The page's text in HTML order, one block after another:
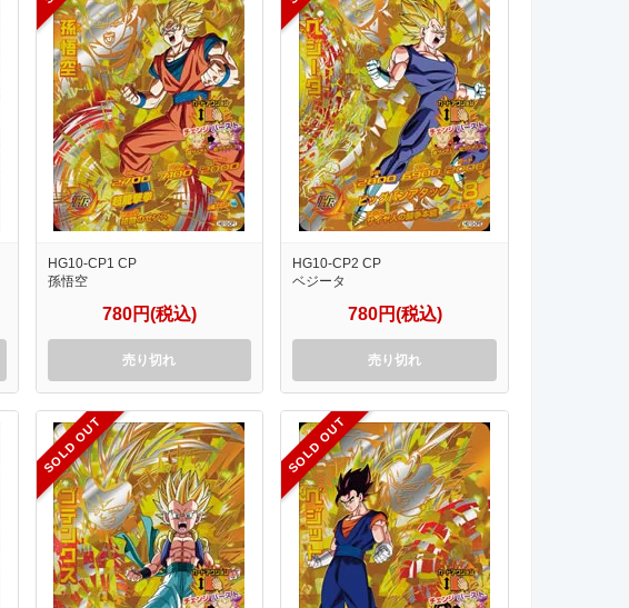
HG10-CP1 CP
孫悟空
780円(税込)
売り切れ
HG10-CP2 CP
ベジータ
780円(税込)
売り切れ
SOLD OUT SOLD OUT